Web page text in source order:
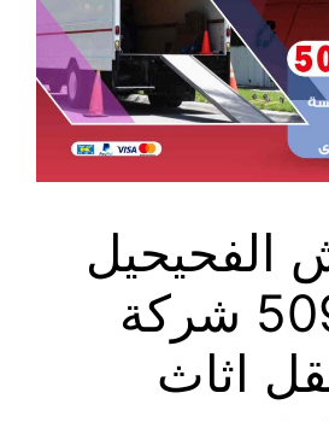
الفحيحيل
50993766 شركة
اثاث